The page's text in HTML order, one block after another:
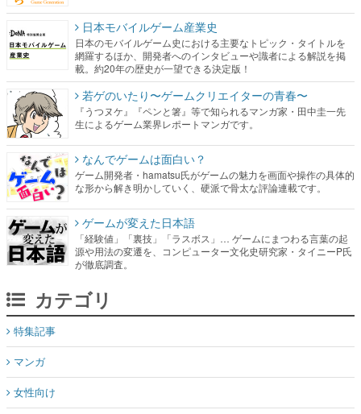
日本モバイルゲーム産業史
日本のモバイルゲーム史における主要なトピック・タイトルを
網羅するほか、開発者へのインタビューや識者による解説を掲
載。約20年の歴史が一望できる決定版！
若ゲのいたり〜ゲームクリエイターの青春〜
『うつヌケ』『ペンと箸』等で知られるマンガ家・田中圭一先
生によるゲーム業界レポートマンガです。
なんでゲームは面白い？
ゲーム開発者・hamatsu氏がゲームの魅力を画面や操作の具体的
な形から解き明かしていく、硬派で骨太な評論連載です。
ゲームが変えた日本語
「経験値」「裏技」「ラスボス」… ゲームにまつわる言葉の起
源や用法の変遷を、コンピューター文化史研究家・タイニーP氏
が徹底調査。
カテゴリ
特集記事
マンガ
女性向け